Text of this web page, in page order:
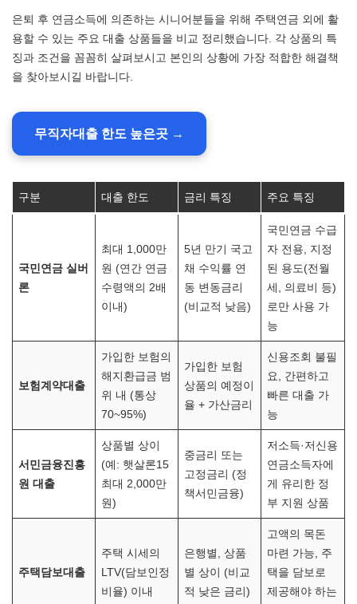
은퇴 후 연금소득에 의존하는 시니어분들을 위해 주택연금 외에 활
용할 수 있는 주요 대출 상품들을 비교 정리했습니다. 각 상품의 특
징과 조건을 꼼꼼히 살펴보시고 본인의 상황에 가장 적합한 해결책
을 찾아보시길 바랍니다.
무직자대출 한도 높은곳 →
구분 대출 한도 금리 특징 주요 특징
국민연금 실버
론
최대 1,000만
원 (연간 연금
수령액의 2배
이내)
5년 만기 국고
채 수익률 연
동 변동금리
(비교적 낮음)
국민연금 수급
자 전용, 지정
된 용도(전월
세, 의료비 등)
로만 사용 가
능
보험계약대출
가입한 보험의
해지환급금 범
위 내 (통상
70~95%)
가입한 보험
상품의 예정이
율 + 가산금리
신용조회 불필
요, 간편하고
빠른 대출 가
능
서민금융진흥
원 대출
상품별 상이
(예: 햇살론15
최대 2,000만
원)
중금리 또는
고정금리 (정
책서민금융)
저소득·저신용
연금소득자에
게 유리한 정
부 지원 상품
주택담보대출
주택 시세의
LTV(담보인정
비율) 이내
은행별, 상품
별 상이 (비교
적 낮은 금리)
고액의 목돈
마련 가능, 주
택을 담보로
제공해야 하는